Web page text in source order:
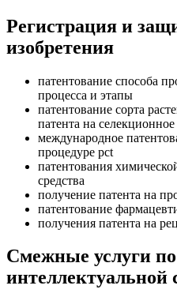
Регистрация и
изобретения
патентование способа
процесса и этапы
патентование сорта
патента на
международное
процедуре pct
патентования
средства
получение патента на
патентование
получения патента на
Смежные услуги
интеллектуальной